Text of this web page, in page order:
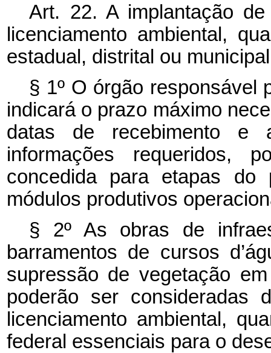
Art. 22. A implantação
licenciamento ambiental,
estadual, distrital ou
§ 1º O órgão
indicará o prazo máximo
datas de recebimento e
informações requeridos,
concedida para etapas do
módulos produtivos
§ 2º As obras de
barramentos de cursos
supressão de vegetação
poderão ser consideradas
licenciamento ambiental,
federal essenciais para o